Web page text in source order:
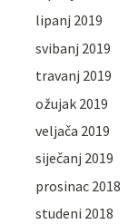
lipanj 2019
svibanj 2019
travanj 2019
ožujak 2019
veljača 2019
siječanj 2019
prosinac 2018
studeni 2018